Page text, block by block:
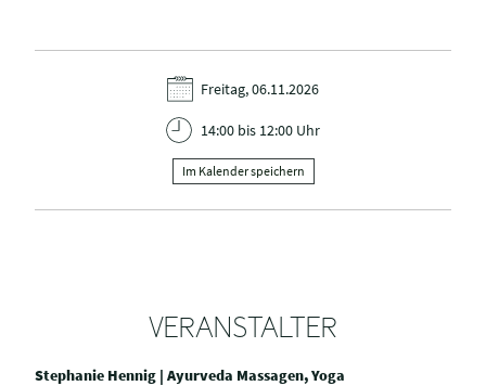
Freitag, 06.11.2026
14:00 bis 12:00 Uhr
Im Kalender speichern
VERANSTALTER
Stephanie Hennig | Ayurveda Massagen, Yoga